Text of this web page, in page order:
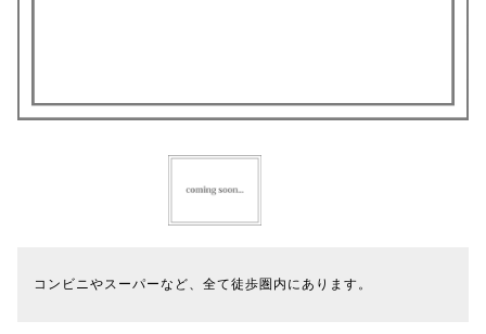
コンビニやスーパーなど、全て徒歩圏内にあります。